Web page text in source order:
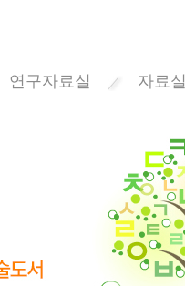
연구자료실 자료실